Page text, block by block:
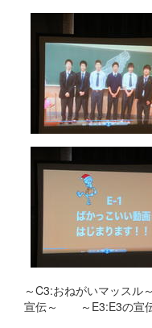
～C3:おねがいマッ
宣伝～ ～E3:E3の宣